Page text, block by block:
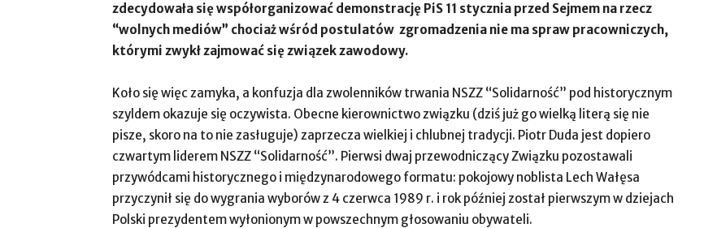
zdecydowała się współorganizować demonstrację PiS 11 stycznia przed Sejmem na rzecz
“wolnych mediów” chociaż wśród postulatów zgromadzenia nie ma spraw pracowniczych,
którymi zwykł zajmować się związek zawodowy.
Koło się więc zamyka, a konfuzja dla zwolenników trwania NSZZ “Solidarność” pod historycznym
szyldem okazuje się oczywista. Obecne kierownictwo związku (dziś już go wielką literą się nie
pisze, skoro na to nie zasługuje) zaprzecza wielkiej i chlubnej tradycji. Piotr Duda jest dopiero
czwartym liderem NSZZ “Solidarność”. Pierwsi dwaj przewodniczący Związku pozostawali
przywódcami historycznego i międzynarodowego formatu: pokojowy noblista Lech Wałęsa
przyczynił się do wygrania wyborów z 4 czerwca 1989 r. i rok później został pierwszym w dziejach
Polski prezydentem wyłonionym w powszechnym głosowaniu obywateli.